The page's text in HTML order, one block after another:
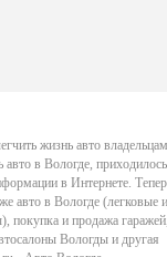
жизнь авто владельцам
в Вологде, приходилось
в Интернете.
авто в Вологде (легковые и
покупка и продажа
Вологды и другая